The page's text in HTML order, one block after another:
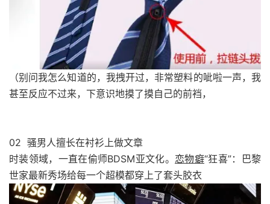
（别问我怎么知道的，我拽开过，非常塑料的呲啦一声，我
甚至反应不过来，下意识地摸了摸自己的前裆，
02 骚男人擅长在衬衫上做文章
时装领域，一直在偷师BDSM亚文化。 恋物癖“狂喜”：巴黎
世家最新秀场给每一个超模都穿上了套头胶衣‍